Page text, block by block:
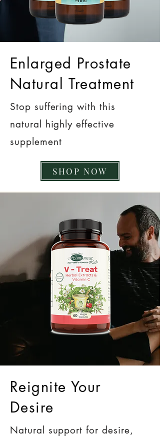
Enlarged Prostate
Natural Treatment
Stop suffering with this
natural highly effective
supplement
SHOP NOW
Reignite Your
Desire
Natural support for desire,